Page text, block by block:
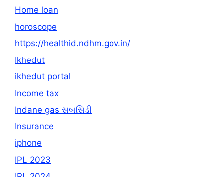
Home loan
horoscope
https://healthid.ndhm.gov.in/
Ikhedut
ikhedut portal
Income tax
Indane gas સબસિડી
Insurance
iphone
IPL 2023